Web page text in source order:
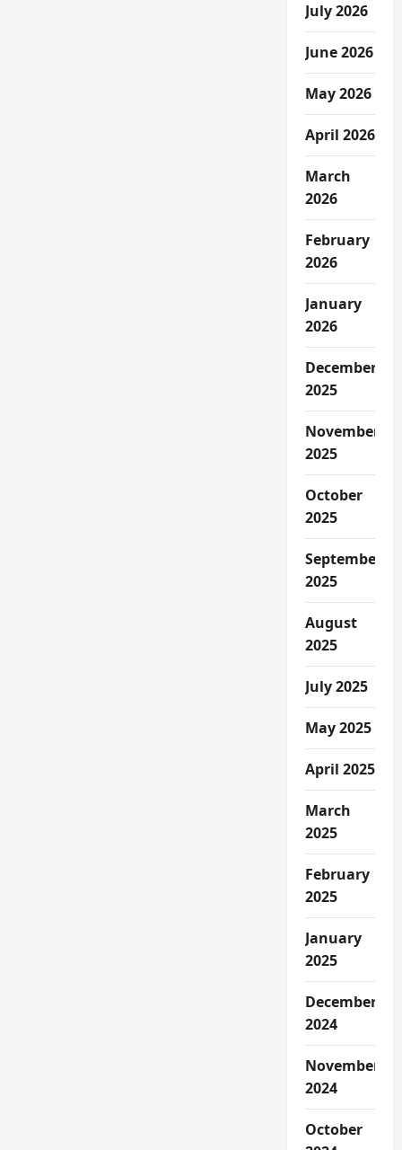
July 2026
June 2026
May 2026
April 2026
March
2026
February
2026
January
2026
December
2025
November
2025
October
2025
September
2025
August
2025
July 2025
May 2025
April 2025
March
2025
February
2025
January
2025
December
2024
November
2024
October